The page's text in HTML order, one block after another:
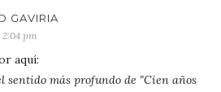
GAVIRIA
2:04 pm
aquí:
sentido más profundo de "Cien años